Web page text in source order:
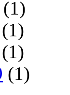
(1)
(1)
(1)
(1)